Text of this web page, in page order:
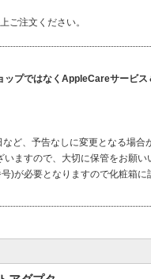
ご注文ください。
ップではなくAppleCareサービス
、予告なしに変更となる場合
ますので、大切に保管をお願い
)が必要となりますので化粧箱